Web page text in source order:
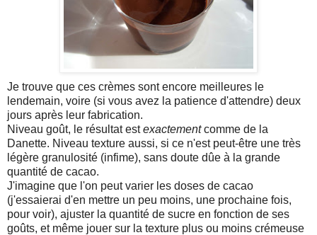
Je trouve que ces crèmes sont encore meilleures le
lendemain, voire (si vous avez la patience d'attendre) deux
jours après leur fabrication.
Niveau goût, le résultat estexactementcomme de la
Danette. Niveau texture aussi, si ce n'est peut-être une très
légère granulosité (infime), sans doute dûe à la grande
quantité de cacao.
J'imagine que l'on peut varier les doses de cacao
(j'essaierai d'en mettre un peu moins, une prochaine fois,
pour voir), ajuster la quantité de sucre en fonction de ses
goûts, et même jouer sur la texture plus ou moins crémeuse